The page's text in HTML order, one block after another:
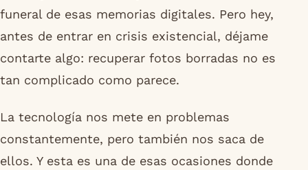
funeral de esas memorias digitales. Pero hey,
antes de entrar en crisis existencial, déjame
contarte algo: recuperar fotos borradas no es
tan complicado como parece.
La tecnología nos mete en problemas
constantemente, pero también nos saca de
ellos. Y esta es una de esas ocasiones donde